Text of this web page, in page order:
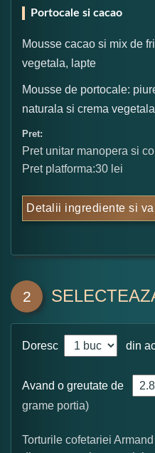
Portocale si cacao
Mousse cacao si mix de
vegetala, lapte
Mousse de portocale:
naturala si crema vegetala
Pret:
Pret unitar manopera si
Pret platforma:30 lei
Detalii ingrediente si
2
Doresc din
Avand o greutate de
grame portia)
Torturile cofetariei